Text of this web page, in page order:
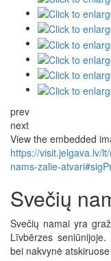
prev
next
View the embedded
https://visit.jelgava.lv/
nams-zalie-
Svečių
Svečių namai yra
Līvbērzes
bei nakvynė